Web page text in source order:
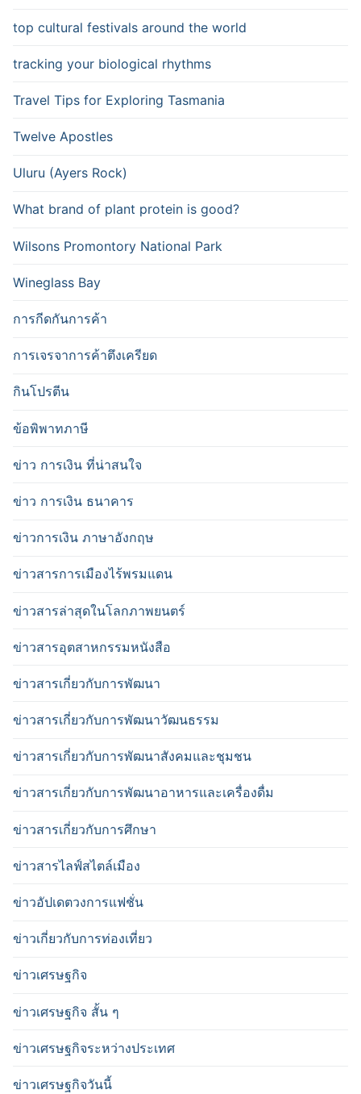
top cultural festivals around the world
tracking your biological rhythms
Travel Tips for Exploring Tasmania
Twelve Apostles
Uluru (Ayers Rock)
What brand of plant protein is good?
Wilsons Promontory National Park
Wineglass Bay
การกีดกันการค้า
การเจรจาการค้าตึงเครียด
กินโปรตีน
ข้อพิพาทภาษี
ข่าว การเงิน ที่น่าสนใจ
ข่าว การเงิน ธนาคาร
ข่าวการเงิน ภาษาอังกฤษ
ข่าวสารการเมืองไร้พรมแดน
ข่าวสารล่าสุดในโลกภาพยนตร์
ข่าวสารอุตสาหกรรมหนังสือ
ข่าวสารเกี่ยวกับการพัฒนา
ข่าวสารเกี่ยวกับการพัฒนาวัฒนธรรม
ข่าวสารเกี่ยวกับการพัฒนาสังคมและชุมชน
ข่าวสารเกี่ยวกับการพัฒนาอาหารและเครื่องดื่ม
ข่าวสารเกี่ยวกับการศึกษา
ข่าวสารไลฟ์สไตล์เมือง
ข่าวอัปเดตวงการแฟชั่น
ข่าวเกี่ยวกับการท่องเที่ยว
ข่าวเศรษฐกิจ
ข่าวเศรษฐกิจ สั้น ๆ
ข่าวเศรษฐกิจระหว่างประเทศ
ข่าวเศรษฐกิจวันนี้